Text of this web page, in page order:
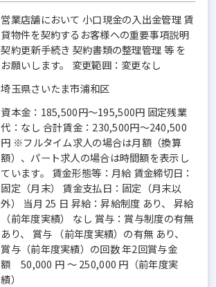
営業店舗において 小口現金の入出金管理 賃
貸物件を契約するお客様への重要事項説明
契約更新手続き 契約書類の整理管理 等 を
お願いします。 変更範囲：変更なし
埼玉県さいたま市浦和区
資本金：185,500円〜195,500円 固定残業
代：なし 合計賃金：230,500円～240,500
円 ※フルタイム求人の場合は月額（換算
額）、パート求人の場合は時間額を表示し
ています。 賃金形態等：月給 賃金締切日：
固定（月末） 賃金支払日：固定（月末以
外） 当月 25 日 昇給：昇給制度 あり、 昇給
（前年度実績） なし 賞与：賞与制度の有無
あり、 賞与 （前年度実績）の有無 あり、
賞与（前年度実績）の回数 年2回賞与金
額 50,000 円 ～ 250,000 円（前年度実
績）